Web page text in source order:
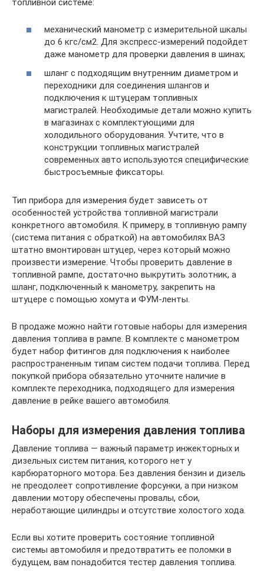
топливной системе:
механический манометр с измерительной шкалы
до 6 кгс/см2. Для экспресс-измерений подойдет
даже манометр для проверки давления в шинах;
шланг с подходящим внутренним диаметром и
переходники для соединения шлангов и
подключения к штуцерам топливных
магистралей. Необходимые детали можно купить
в магазинах с комплектующими для
холодильного оборудования. Учтите, что в
конструкции топливных магистралей
современных авто используются специфические
быстросъемные фиксаторы.
Тип прибора для измерения будет зависеть от
особенностей устройства топливной магистрали
конкретного автомобиля. К примеру, в топливную рампу
(система питания с обраткой) на автомобилях ВАЗ
штатно вмонтирован штуцер, через который можно
произвести измерение. Чтобы проверить давление в
топливной рампе, достаточно выкрутить золотник, а
шланг, подключенный к манометру, закрепить на
штуцере с помощью хомута и ФУМ-ленты.
В продаже можно найти готовые наборы для измерения
давления топлива в рампе. В комплекте с манометром
будет набор фитингов для подключения к наиболее
распространенным типам систем подачи топлива. Перед
покупкой прибора обязательно уточните наличие в
комплекте переходника, подходящего для измерения
давление в рейке вашего автомобиля.
Наборы для измерения давления топлива
Давление топлива — важный параметр инжекторных и
дизельных систем питания, которого нет у
карбюраторного мотора. Без давления бензин и дизель
не преодолеет сопротивление форсунки, а при низком
давлении мотору обеспечены провалы, сбои,
неработающие цилиндры и отсутствие холостого хода.
Если вы хотите проверить состояние топливной
системы автомобиля и предотвратить ее поломки в
будущем, вам понадобится тестер давления топлива.